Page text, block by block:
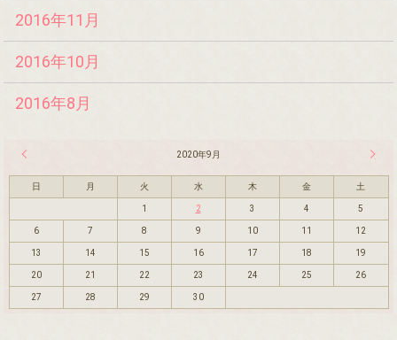
2016年11月
2016年10月
2016年8月
2020年9月
日 月 火 水 木 金 土
1 2 3 4 5
6 7 8 9 10 11 12
13 14 15 16 17 18 19
20 21 22 23 24 25 26
27 28 29 30